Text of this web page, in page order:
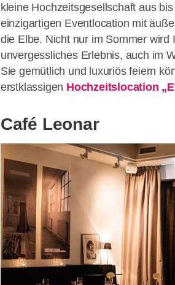
kleine Hochzeitsgesellschaft aus
einzigartigen Eventlocation mit
die Elbe. Nicht nur im Sommer
unvergessliches Erlebnis, auch im
Sie gemütlich und luxuriös feiern
erstklassigen Hochzeitslocation
Café Leonar